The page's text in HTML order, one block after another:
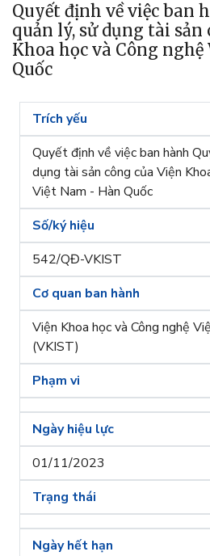
Quyết định về việc ban
quản lý, sử dụng tài sản
Khoa học và Công
Quốc
Trích yếu
Quyết định về việc ban hành
dụng tài sản công của Viện
Việt Nam - Hàn Quốc
Số/ký hiệu
542/QĐ-VKIST
Cơ quan ban hành
Viện Khoa học và Công nghệ
(VKIST)
Phạm vi
Ngày hiệu lực
01/11/2023
Trạng thái
Ngày hết hạn